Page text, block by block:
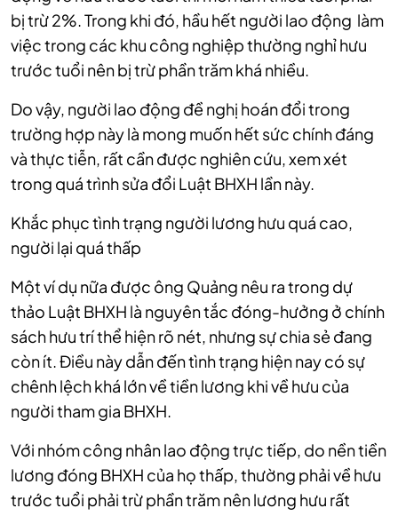
bị trừ 2%. Trong khi đó, hầu hết người lao động làm
việc trong các khu công nghiệp thường nghỉ hưu
trước tuổi nên bị trừ phần trăm khá nhiều.
Do vậy, người lao động đề nghị hoán đổi trong
trường hợp này là mong muốn hết sức chính đáng
và thực tiễn, rất cần được nghiên cứu, xem xét
trong quá trình sửa đổi Luật BHXH lần này.
Khắc phục tình trạng người lương hưu quá cao,
người lại quá thấp
Một ví dụ nữa được ông Quảng nêu ra trong dự
thảo Luật BHXH là nguyên tắc đóng-hưởng ở chính
sách hưu trí thể hiện rõ nét, nhưng sự chia sẻ đang
còn ít. Điều này dẫn đến tình trạng hiện nay có sự
chênh lệch khá lớn về tiền lương khi về hưu của
người tham gia BHXH.
Với nhóm công nhân lao động trực tiếp, do nền tiền
lương đóng BHXH của họ thấp, thường phải về hưu
trước tuổi phải trừ phần trăm nên lương hưu rất